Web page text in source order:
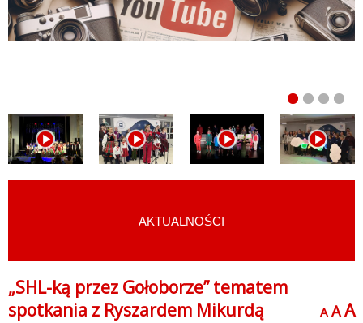
AKTUALNOŚCI
„SHL-ką przez Gołoborze” tematem
spotkania z Ryszardem Mikurdą
A A A